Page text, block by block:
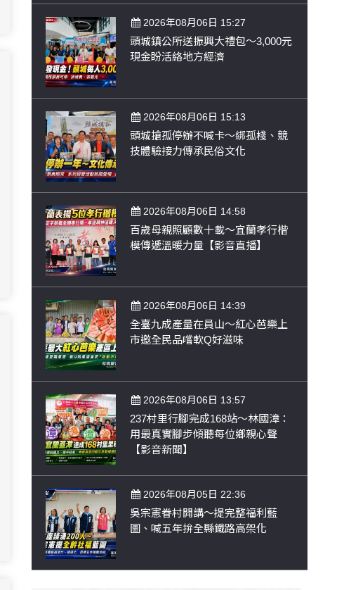
2026年08月06日 15:27
頭城鎮公所送振興大禮包～3,000元
現金盼活絡地方經濟
2026年08月06日 15:13
頭城搶孤停辦不喊卡～綁孤棧、競
技體驗接力傳承民俗文化
2026年08月06日 14:58
百歲母親照顧數十載～宜蘭孝行楷
模傳遞溫暖力量【影音直播】
2026年08月06日 14:39
全臺九成產量在員山～紅心芭樂上
市邀全民品嚐軟Q好滋味
2026年08月06日 13:57
237村里行腳完成168站～林國漳：
用最真實腳步傾聽每位鄉親心聲
【影音新聞】
2026年08月05日 22:36
吳宗憲眷村開講～提完整福利藍
圖、喊五年拚全縣鐵路高架化